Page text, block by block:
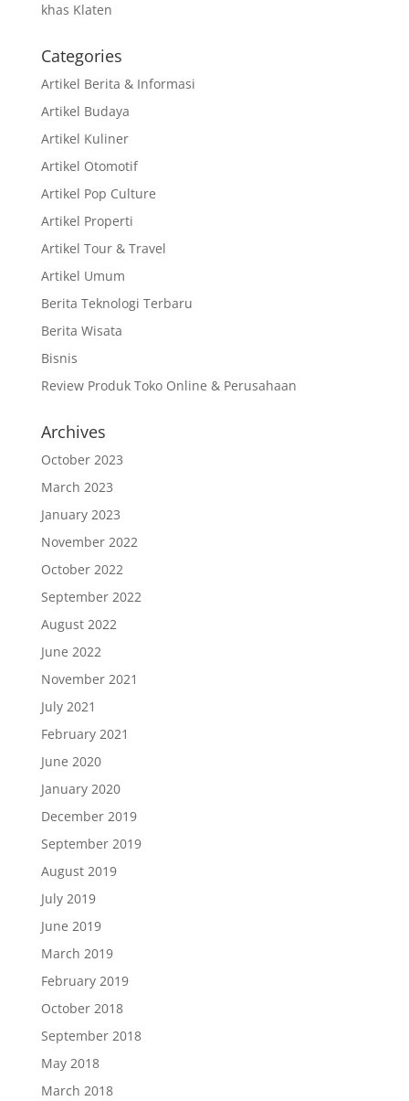
khas Klaten
Categories
Artikel Berita & Informasi
Artikel Budaya
Artikel Kuliner
Artikel Otomotif
Artikel Pop Culture
Artikel Properti
Artikel Tour & Travel
Artikel Umum
Berita Teknologi Terbaru
Berita Wisata
Bisnis
Review Produk Toko Online & Perusahaan
Archives
October 2023
March 2023
January 2023
November 2022
October 2022
September 2022
August 2022
June 2022
November 2021
July 2021
February 2021
June 2020
January 2020
December 2019
September 2019
August 2019
July 2019
June 2019
March 2019
February 2019
October 2018
September 2018
May 2018
March 2018